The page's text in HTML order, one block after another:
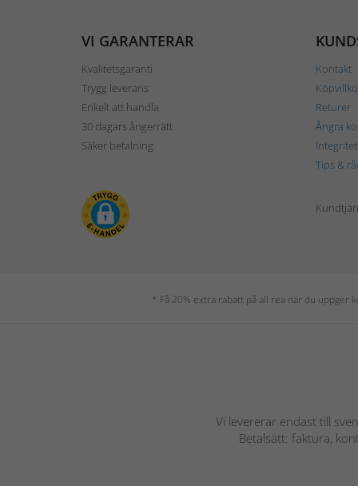
VI GARANTERAR
Kvalitetsgaranti
Trygg leverans
Enkelt att handla
30 dagars ångerrätt
Säker betalning
Kontakt
Returer
Ångra
Tips &
* Få 20% extra rabatt på all rea när du uppger
Vi levererar endast till
Betalsätt: faktura,